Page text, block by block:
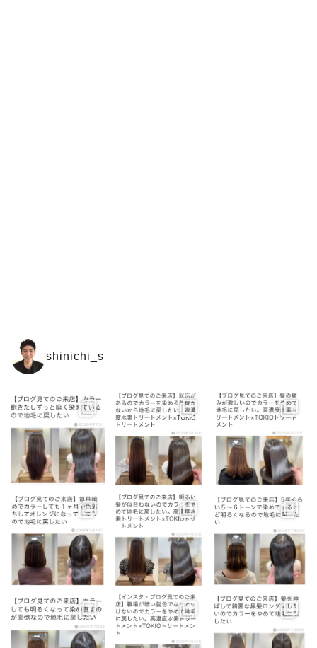
shinichi_s